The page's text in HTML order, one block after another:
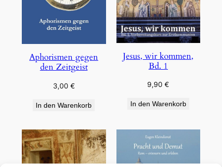
Aphorismen gegen
den Zeitgeist
3,00 €
In den Warenkorb
Jesus, wir kommen,
Bd. 1
9,90€
In den Warenkorb